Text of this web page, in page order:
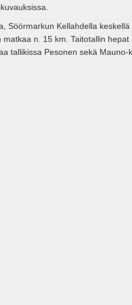
Söörmarkun Kellahdella keskellä
n. 15 km. Taitotallin hepat
tallikissa Pesonen sekä Mauno-